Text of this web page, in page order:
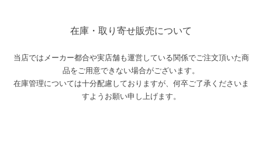
在庫・取り寄せ販売について
当店ではメーカー都合や実店舗も運営している関係でご注文頂いた商
品をご用意できない場合がございます。
在庫管理については十分配慮しておりますが、何卒ご了承くださいま
すようお願い申し上げます。